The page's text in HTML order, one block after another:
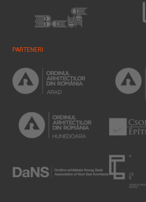
PARTENERI